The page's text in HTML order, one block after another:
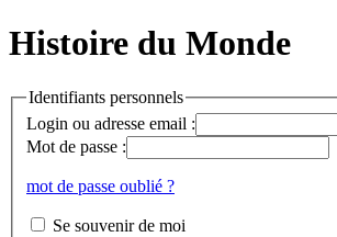
Histoire du Monde
Identifiants personnels
Login ou adresse email :
Mot de passe :
mot de passe oublié ?
Se souvenir de moi